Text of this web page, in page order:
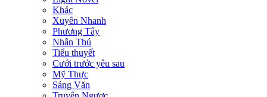
Khác
Xuyên Nhanh
Phương Tây
Nhân Thú
Tiểu thuyết
Cưới trước yêu sau
Mỹ Thực
Sảng Văn